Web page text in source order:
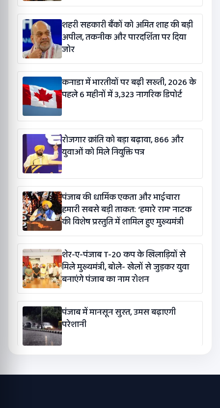
शहरी सहकारी बैंकों को अमित शाह की बड़ी
अपील, तकनीक और पारदर्शिता पर दिया
जोर
कनाडा में भारतीयों पर बढ़ी सख्ती, 2026 के
पहले 6 महीनों में 3,323 नागरिक डिपोर्ट
रोजगार क्रांति को बड़ा बढ़ावा, 866 और
युवाओं को मिले नियुक्ति पत्र
पंजाब की धार्मिक एकता और भाईचारा
हमारी सबसे बड़ी ताकत: ‘हमारे राम’ नाटक
की विशेष प्रस्तुति में शामिल हुए मुख्यमंत्री
शेर-ए-पंजाब T-20 कप के खिलाड़ियों से
मिले मुख्यमंत्री, बोले- खेलों से जुड़कर युवा
बनाएंगे पंजाब का नाम रोशन
पंजाब में मानसून सुस्त, उमस बढ़ाएगी
परेशानी